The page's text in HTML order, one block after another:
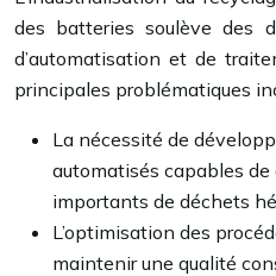
des batteries soulève des
d’automatisation et de
principales problématiques
La nécessité de
automatisés capables de
importants de déchets
L’optimisation des
maintenir une qualité